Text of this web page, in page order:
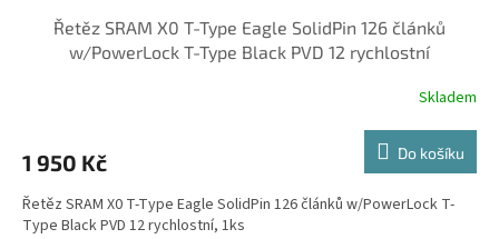
Řetěz SRAM X0 T-Type Eagle SolidPin 126 článků
w/PowerLock T-Type Black PVD 12 rychlostní
Skladem
1 950 Kč Do košíku
Řetěz SRAM X0 T-Type Eagle SolidPin 126 článků w/PowerLock T-
Type Black PVD 12 rychlostní, 1ks